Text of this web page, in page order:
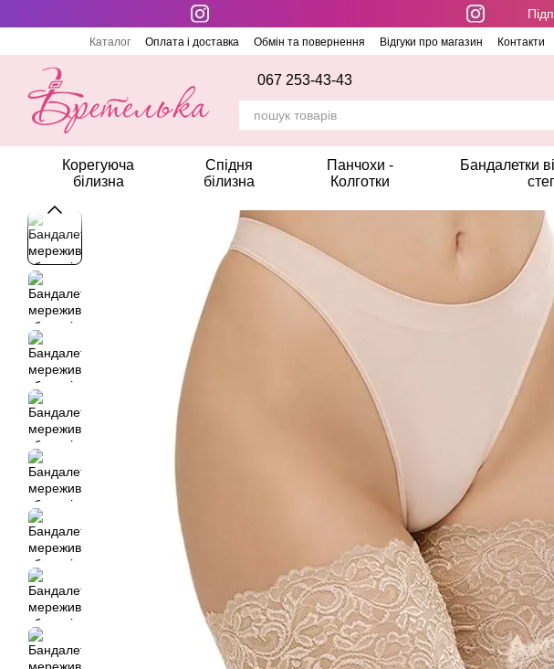
Перейти до основного контенту
Каталог Оплата і доставка Обмін та повернення Відгуки про магазин Контакти
067 253-43-43
Корегуюча
білизна
Спідня
білизна
Панчохи -
Колготки
Бандалетки